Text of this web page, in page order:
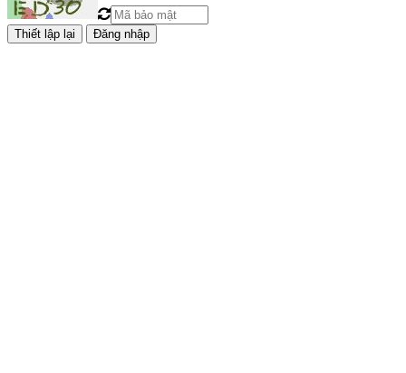
Đăng nhập